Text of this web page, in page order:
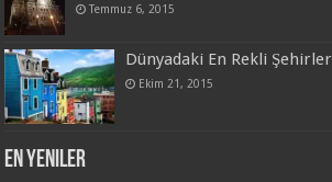
Temmuz 6, 2015
Dünyadaki En Rekli Şehirler
Ekim 21, 2015
En Yeniler